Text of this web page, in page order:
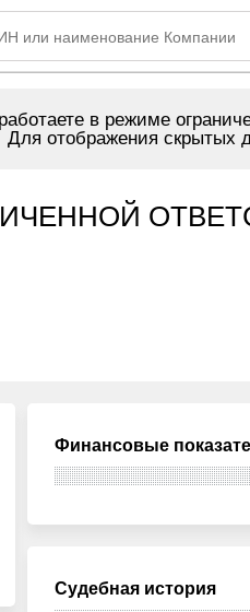
в режиме
Для отображения скрытых
Финансовые
Судебная история